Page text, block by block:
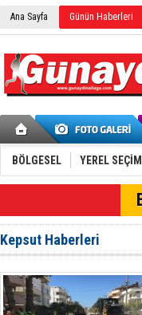
Ana Sayfa Günün Haberleri
BÖLGESEL YEREL SEÇİM
Kepsut Haberleri